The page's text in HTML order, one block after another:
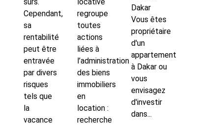
Cependant,
sa
rentabilité
peut être
entravée
par divers
risques
tels que
la
vacance
regroupe
toutes
actions
liées à
l’administration
des biens
immobiliers
en
location :
recherche
Dakar
Vous êtes
propriétaire
d'un
appartement
à Dakar ou
vous
envisagez
d'investir
dans...